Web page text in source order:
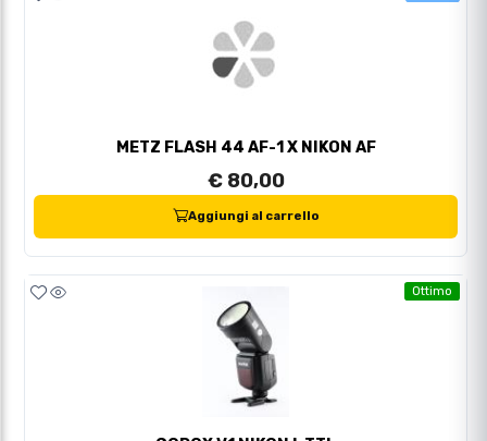
METZ FLASH 44 AF-1 X NIKON AF
€ 80,00
Aggiungi al carrello
Ottimo